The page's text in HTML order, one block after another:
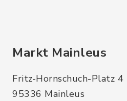
Markt Mainleus
Fritz-Hornschuch-Platz 4
95336 Mainleus